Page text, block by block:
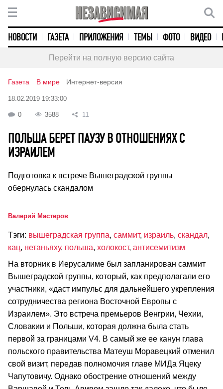
НОВОСТИ ГАЗЕТА ПРИЛОЖЕНИЯ ТЕМЫ ФОТО ВИДЕО
Перейти на полную версию сайта
Газета В мире Интернет-версия
18.02.2019 19:33:00
0 3588 11
ПОЛЬША БЕРЕТ ПАУЗУ В ОТНОШЕНИЯХ С
ИЗРАИЛЕМ
Подготовка к встрече Вышеградской группы
обернулась скандалом
Валерий Мастеров
Тэги: вышеградская группа, саммит, израиль, скандал,
кац, нетаньяху, польша, холокост, антисемитизм
На вторник в Иерусалиме был запланирован саммит
Вышеградской группы, который, как предполагали его
участники, «даст импульс для дальнейшего укрепления
сотрудничества региона Восточной Европы с
Израилем». Это встреча премьеров Венгрии, Чехии,
Словакии и Польши, которая должна была стать
первой за границами V4. В самый же ее канун глава
польского правительства Матеуш Моравецкий отменил
свой визит, передав полномочия главе МИДа Яцеку
Чапутовичу. Однако обострение отношений между